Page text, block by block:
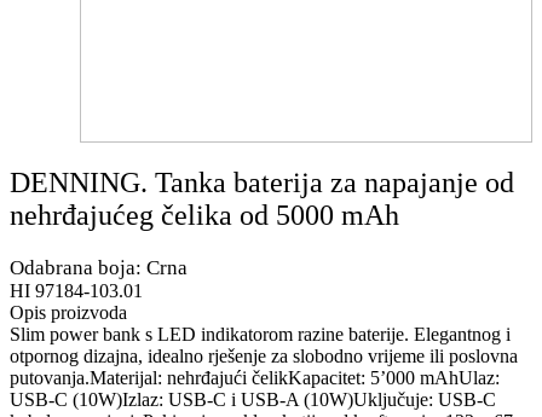
DENNING. Tanka baterija za napajanje od
nehrđajućeg čelika od 5000 mAh
Odabrana boja: Crna
HI 97184-103.01
Opis proizvoda
Slim power bank s LED indikatorom razine baterije. Elegantnog i
otpornog dizajna, idealno rješenje za slobodno vrijeme ili poslovna
putovanja.Materijal: nehrđajući čelikKapacitet: 5’000 mAhUlaz:
USB-C (10W)Izlaz: USB-C i USB-A (10W)Uključuje: USB-C